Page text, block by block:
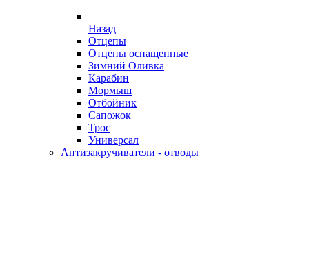
Назад
Отцепы
Отцепы оснащенные
Зимний Оливка
Карабин
Мормыш
Отбойник
Сапожок
Трос
Универсал
Антизакручиватели - отводы